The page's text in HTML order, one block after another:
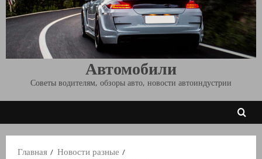
Автомобили
Советы водителям, обзоры авто, новости автоиндустрии
Главная
Новости разные